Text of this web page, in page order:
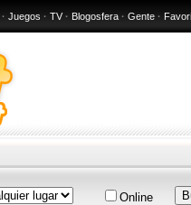
· Juegos · TV · Blogosfera · Gente ·
Online